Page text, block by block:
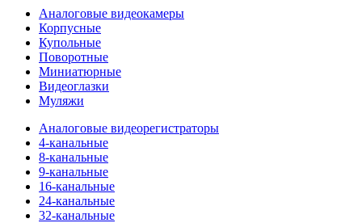
Аналоговые видеокамеры
Корпусные
Купольные
Поворотные
Миниатюрные
Видеоглазки
Муляжи
Аналоговые видеорегистраторы
4-канальные
8-канальные
9-канальные
16-канальные
24-канальные
32-канальные